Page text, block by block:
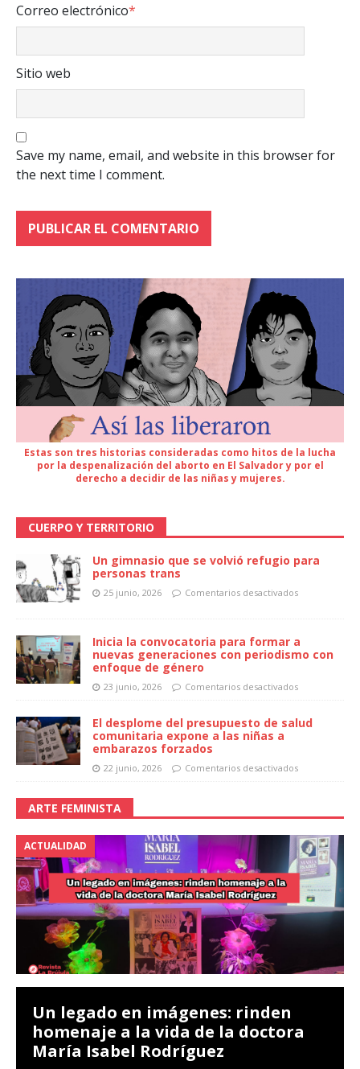
Correo electrónico*
Sitio web
Save my name, email, and website in this browser for
the next time I comment.
Estas son tres historias consideradas como hitos de la lucha
por la despenalización del aborto en El Salvador y por el
derecho a decidir de las niñas y mujeres.
CUERPO Y TERRITORIO
Un gimnasio que se volvió refugio para
personas trans
25 junio, 2026 Comentarios desactivados
Inicia la convocatoria para formar a
nuevas generaciones con periodismo con
enfoque de género
23 junio, 2026 Comentarios desactivados
El desplome del presupuesto de salud
comunitaria expone a las niñas a
embarazos forzados
22 junio, 2026 Comentarios desactivados
ARTE FEMINISTA
ACTUALIDAD
Un legado en imágenes: rinden
homenaje a la vida de la doctora
María Isabel Rodríguez